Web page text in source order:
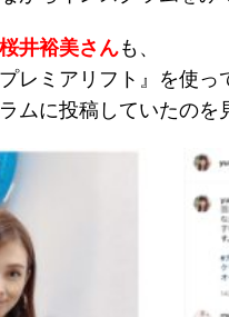
井裕美さんも、
プレミアリフト』を使
ムに投稿していたのを